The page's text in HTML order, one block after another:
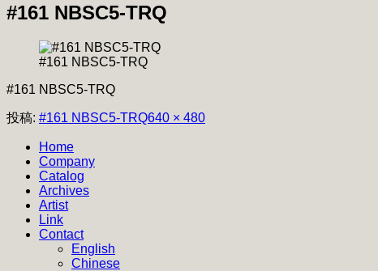
開
#161 NBSC5-TRQ
#161 NBSC5-TRQ
#161 NBSC5-TRQ
投稿: #161 NBSC5-TRQフ
640 × 480
Home
Company
Catalog
Archives
Artist
Link
Contact
English
Chinese